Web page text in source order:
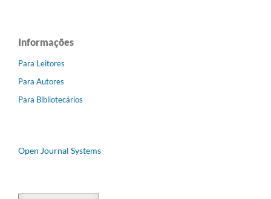
Informações
Para Leitores
Para Autores
Para Bibliotecários
Open Journal Systems